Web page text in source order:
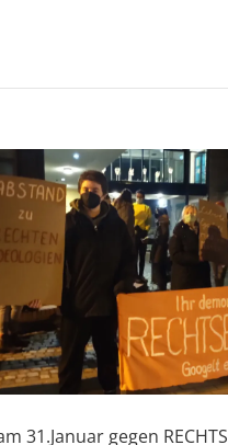
31.Januar gegen RECHTS